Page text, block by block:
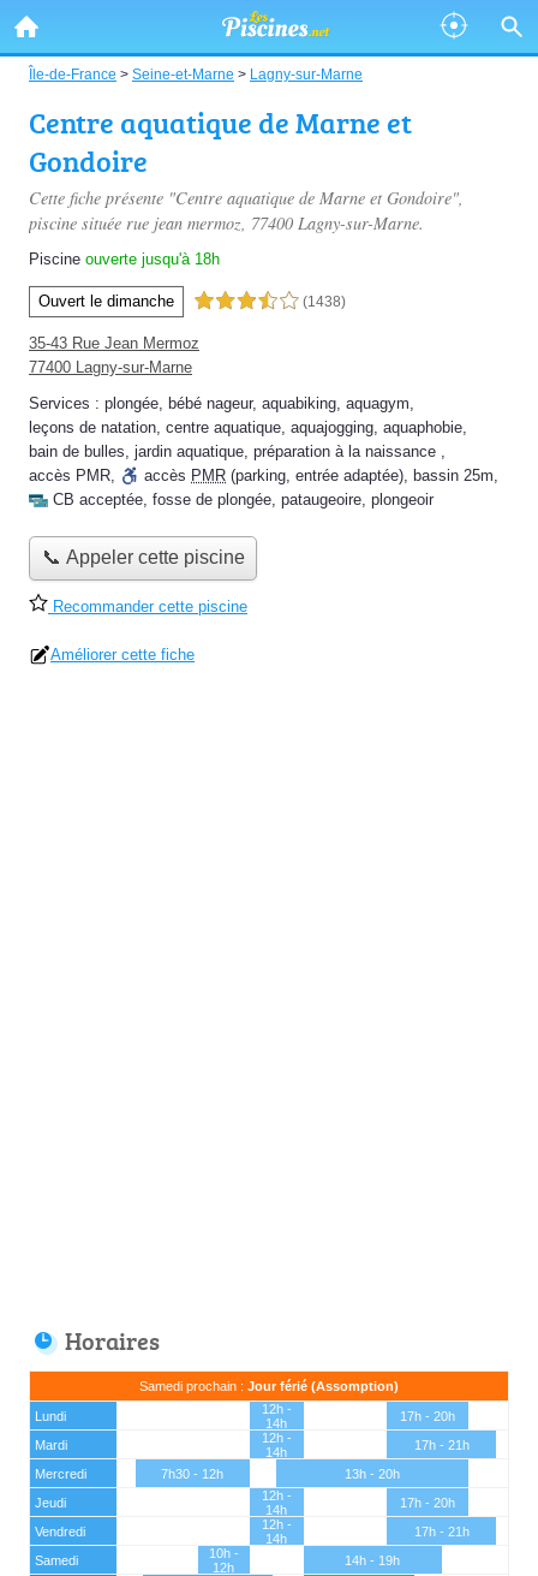
Île-de-France > Seine-et-Marne > Lagny-sur-Marne
Centre aquatique de Marne et
Gondoire
Cette fiche présente "Centre aquatique de Marne et Gondoire",
piscine située rue jean mermoz, 77400 Lagny-sur-Marne.
Piscine ouverte jusqu'à 18h
Ouvert le dimanche 3,5 étoiles sur 5 (1438)
35-43 Rue Jean Mermoz
77400 Lagny-sur-Marne
Services : plongée, bébé nageur, aquabiking, aquagym,
leçons de natation, centre aquatique, aquajogging, aquaphobie,
bain de bulles, jardin aquatique, préparation à la naissance ,
accès PMR, accès PMR (parking, entrée adaptée), bassin 25m,
CB acceptée, fosse de plongée, pataugeoire, plongeoir
📞 Appeler cette piscine
Recommander cette piscine
Améliorer cette fiche
Horaires
Samedi prochain : Jour férié (Assomption)
Lundi
12h -
14h
17h - 20h
Mardi
12h -
14h
17h - 21h
Mercredi
7h30 - 12h
13h - 20h
Jeudi
12h -
14h
17h - 20h
Vendredi
12h -
14h
17h - 21h
Samedi
10h -
12h
14h - 19h